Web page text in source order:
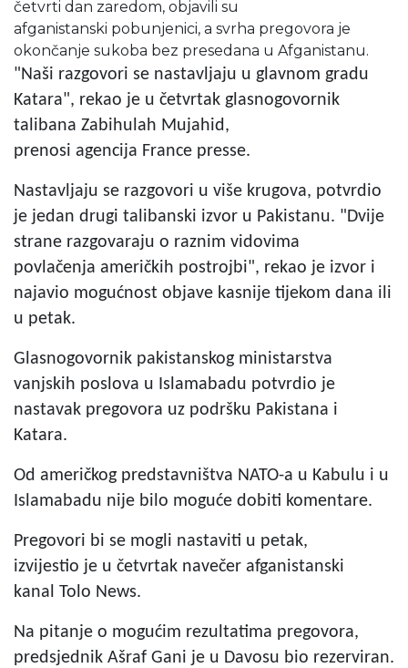
četvrti dan zaredom, objavili su
afganistanski pobunjenici, a svrha pregovora je
okončanje sukoba bez presedana u Afganistanu.
"Naši razgovori se nastavljaju u glavnom gradu
Katara", rekao je u četvrtak glasnogovornik
talibana Zabihulah Mujahid,
prenosi agencija France presse.
Nastavljaju se razgovori u više krugova, potvrdio
je jedan drugi talibanski izvor u Pakistanu. "Dvije
strane razgovaraju o raznim vidovima
povlačenja američkih postrojbi", rekao je izvor i
najavio mogućnost objave kasnije tijekom dana ili
u petak.
Glasnogovornik pakistanskog ministarstva
vanjskih poslova u Islamabadu potvrdio je
nastavak pregovora uz podršku Pakistana i
Katara.
Od američkog predstavništva NATO-a u Kabulu i u
Islamabadu nije bilo moguće dobiti komentare.
Pregovori bi se mogli nastaviti u petak,
izvijestio je u četvrtak navečer afganistanski
kanal Tolo News.
Na pitanje o mogućim rezultatima pregovora,
predsjednik Ašraf Gani je u Davosu bio rezerviran.